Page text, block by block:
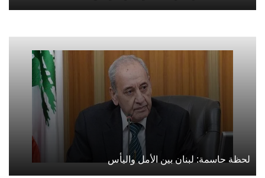
لحظة حاسمة: لبنان بين الأمل واليأس